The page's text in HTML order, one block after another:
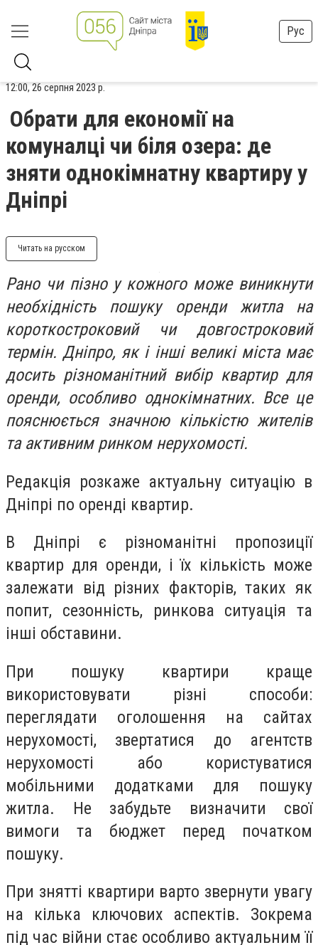
Рус
12:00, 26 серпня 2023 р.
Обрати для економії на
комуналці чи біля озера: де
зняти однокімнатну квартиру у
Дніпрі
Читать на русском
Рано чи пізно у кожного може виникнути
необхідність пошуку оренди житла на
короткостроковий чи довгостроковий
термін. Дніпро, як і інші великі міста має
досить різноманітний вибір квартир для
оренди, особливо однокімнатних. Все це
пояснюється значною кількістю жителів
та активним ринком нерухомості.
Редакція розкаже актуальну ситуацію в
Дніпрі по оренді квартир.
В Дніпрі є різноманітні пропозиції
квартир для оренди, і їх кількість може
залежати від різних факторів, таких як
попит, сезонність, ринкова ситуація та
інші обставини.
При пошуку квартири краще
використовувати різні способи:
переглядати оголошення на сайтах
нерухомості, звертатися до агентств
нерухомості або користуватися
мобільними додатками для пошуку
житла. Не забудьте визначити свої
вимоги та бюджет перед початком
пошуку.
При знятті квартири варто звернути увагу
на кілька ключових аспектів. Зокрема
під час війни стає особливо актуальним її